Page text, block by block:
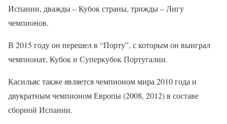
Испании, дважды – Кубок страны, трижды – Лигу
чемпионов.
В 2015 году он перешел в “Порту”, с которым он выиграл
чемпионат, Кубок и Суперкубок Португалии.
Касильяс также является чемпионом мира 2010 года и
двукратным чемпионом Европы (2008, 2012) в составе
сборной Испании.